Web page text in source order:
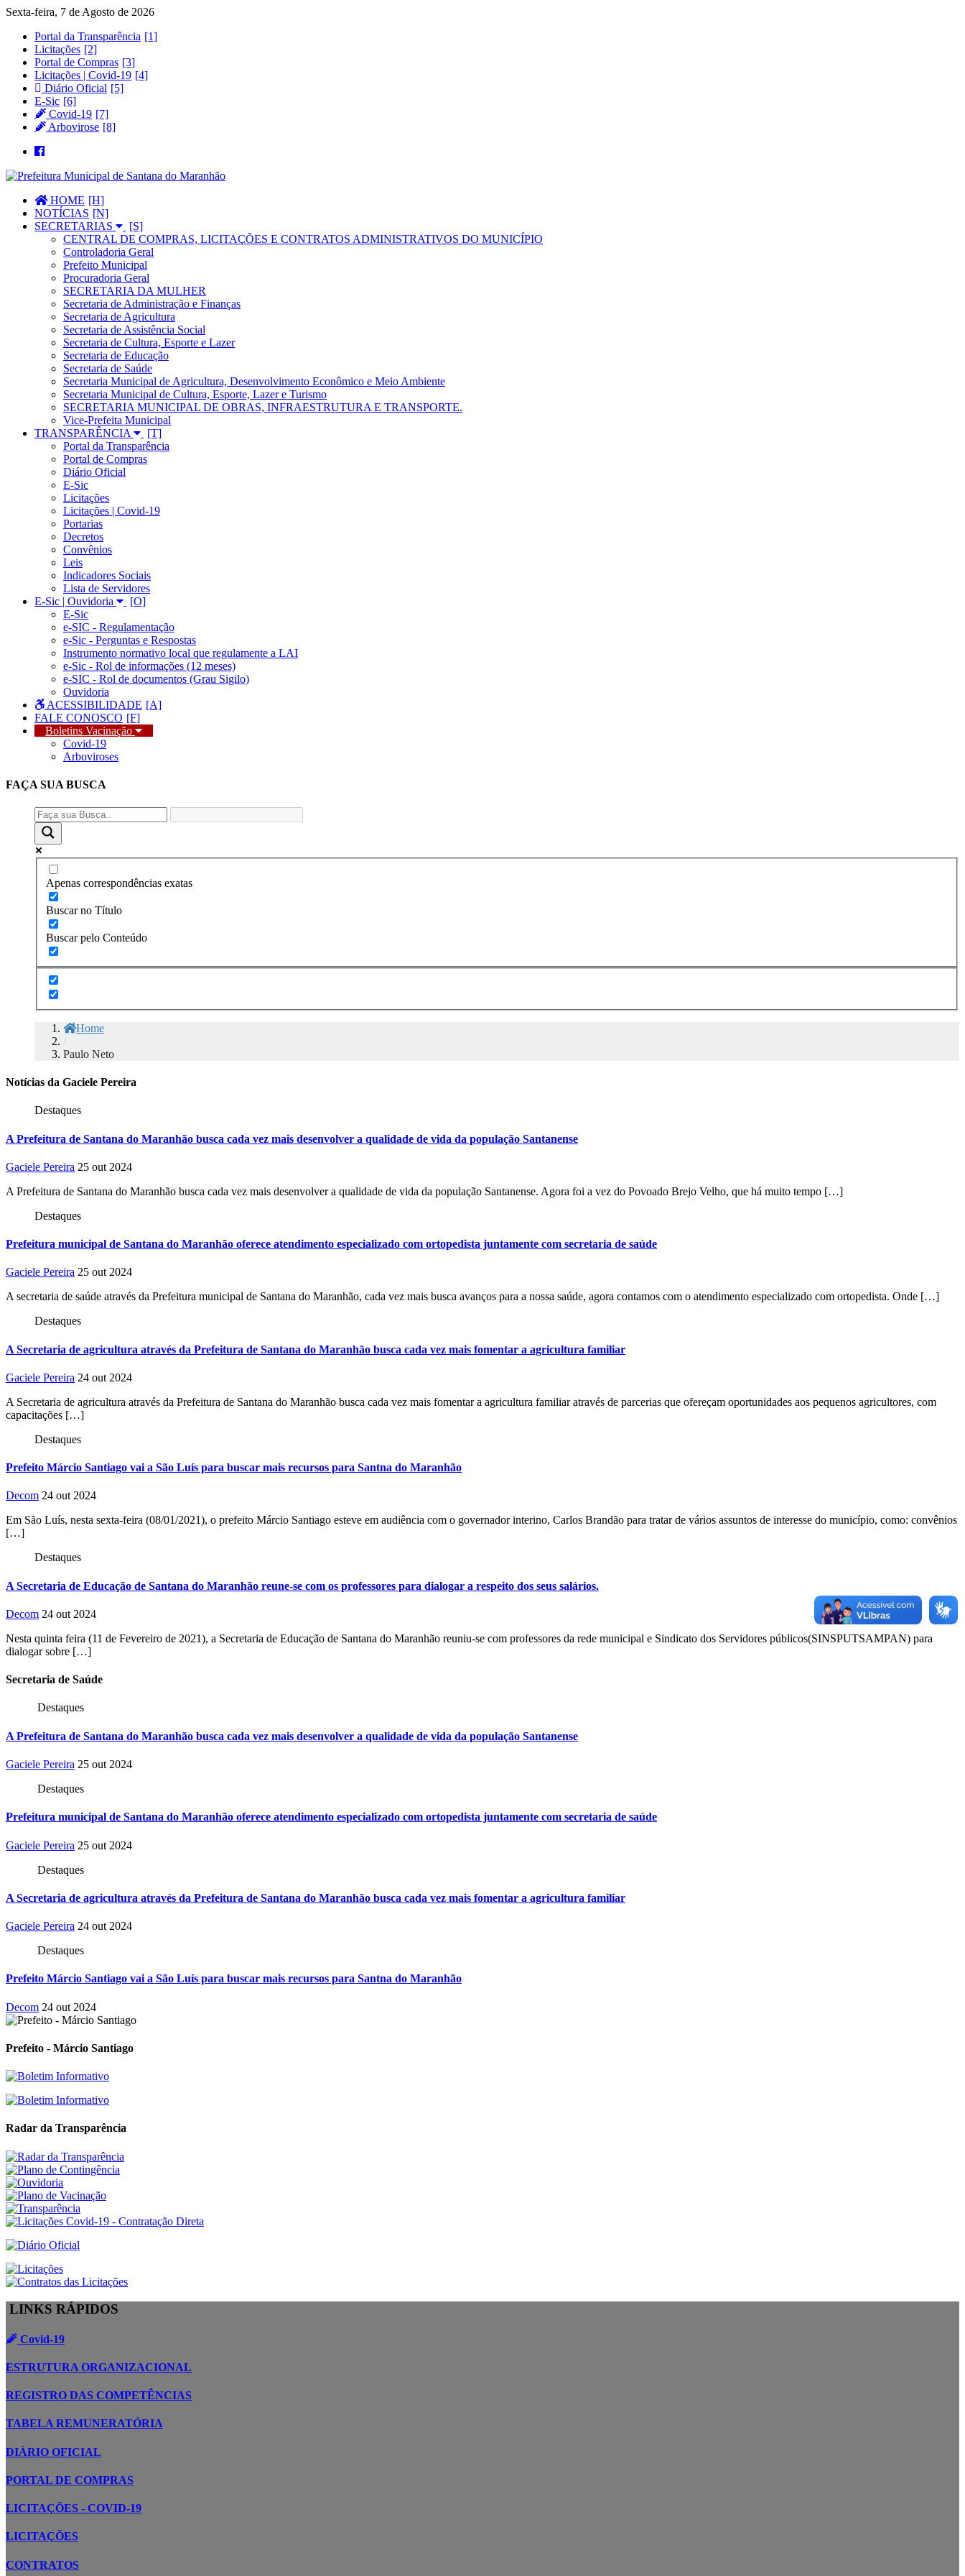
Sexta-feira, 7 de Agosto de 2026
Portal da Transparência
Licitações
Portal de Compras
Licitações | Covid-19
Diário Oficial
E-Sic
Covid-19
Arbovirose
HOME
NOTÍCIAS
SECRETARIAS
CENTRAL DE COMPRAS, LICITAÇÕES E CONTRATOS ADMINISTRATIVOS DO MUNICÍPIO
Controladoria Geral
Prefeito Municipal
Procuradoria Geral
SECRETARIA DA MULHER
Secretaria de Administração e Finanças
Secretaria de Agricultura
Secretaria de Assistência Social
Secretaria de Cultura, Esporte e Lazer
Secretaria de Educação
Secretaria de Saúde
Secretaria Municipal de Agricultura, Desenvolvimento Econômico e Meio Ambiente
Secretaria Municipal de Cultura, Esporte, Lazer e Turismo
SECRETARIA MUNICIPAL DE OBRAS, INFRAESTRUTURA E TRANSPORTE.
Vice-Prefeita Municipal
TRANSPARÊNCIA
Portal da Transparência
Portal de Compras
Diário Oficial
E-Sic
Licitações
Licitações | Covid-19
Portarias
Decretos
Convênios
Leis
Indicadores Sociais
Lista de Servidores
E-Sic | Ouvidoria
E-Sic
e-SIC - Regulamentação
e-Sic - Perguntas e Respostas
Instrumento normativo local que regulamente a LAI
e-Sic - Rol de informações (12 meses)
e-SIC - Rol de documentos (Grau Sigilo)
Ouvidoria
ACESSIBILIDADE
FALE CONOSCO
Boletins Vacinação
Covid-19
Arboviroses
FAÇA SUA BUSCA
Apenas correspondências exatas
Buscar no Título
Buscar pelo Conteúdo
Home
/
Paulo Neto
Notícias da Gaciele Pereira
Destaques
A Prefeitura de Santana do Maranhão busca cada vez mais desenvolver a qualidade de vida da população Santanense
Gaciele Pereira 25 out 2024
A Prefeitura de Santana do Maranhão busca cada vez mais desenvolver a qualidade de vida da população Santanense. Agora foi a vez do Povoado Brejo Velho, que há muito tempo […]
Destaques
Prefeitura municipal de Santana do Maranhão oferece atendimento especializado com ortopedista juntamente com secretaria de saúde
Gaciele Pereira 25 out 2024
A secretaria de saúde através da Prefeitura municipal de Santana do Maranhão, cada vez mais busca avanços para a nossa saúde, agora contamos com o atendimento especializado com ortopedista. Onde […]
Destaques
A Secretaria de agricultura através da Prefeitura de Santana do Maranhão busca cada vez mais fomentar a agricultura familiar
Gaciele Pereira 24 out 2024
A Secretaria de agricultura através da Prefeitura de Santana do Maranhão busca cada vez mais fomentar a agricultura familiar através de parcerias que ofereçam oportunidades aos pequenos agricultores, com
capacitações […]
Destaques
Prefeito Márcio Santiago vai a São Luís para buscar mais recursos para Santna do Maranhão
Decom 24 out 2024
Em São Luís, nesta sexta-feira (08/01/2021), o prefeito Márcio Santiago esteve em audiência com o governador interino, Carlos Brandão para tratar de vários assuntos de interesse do município, como: convênios
[…]
Destaques
A Secretaria de Educação de Santana do Maranhão reune-se com os professores para dialogar a respeito dos seus salários.
Decom 24 out 2024
Nesta quinta feira (11 de Fevereiro de 2021), a Secretaria de Educação de Santana do Maranhão reuniu-se com professores da rede municipal e Sindicato dos Servidores públicos(SINSPUTSAMPAN) para
dialogar sobre […]
Secretaria de Saúde
Destaques
A Prefeitura de Santana do Maranhão busca cada vez mais desenvolver a qualidade de vida da população Santanense
Gaciele Pereira 25 out 2024
Destaques
Prefeitura municipal de Santana do Maranhão oferece atendimento especializado com ortopedista juntamente com secretaria de saúde
Gaciele Pereira 25 out 2024
Destaques
A Secretaria de agricultura através da Prefeitura de Santana do Maranhão busca cada vez mais fomentar a agricultura familiar
Gaciele Pereira 24 out 2024
Destaques
Prefeito Márcio Santiago vai a São Luís para buscar mais recursos para Santna do Maranhão
Decom 24 out 2024
Prefeito - Márcio Santiago
Radar da Transparência
LINKS RÁPIDOS
Covid-19
ESTRUTURA ORGANIZACIONAL
REGISTRO DAS COMPETÊNCIAS
TABELA REMUNERATÓRIA
DIÁRIO OFICIAL
PORTAL DE COMPRAS
LICITAÇÕES - COVID-19
LICITAÇÕES
CONTRATOS